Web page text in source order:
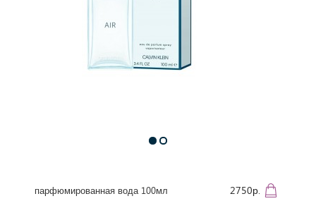
парфюмированная вода 100мл 2750р.